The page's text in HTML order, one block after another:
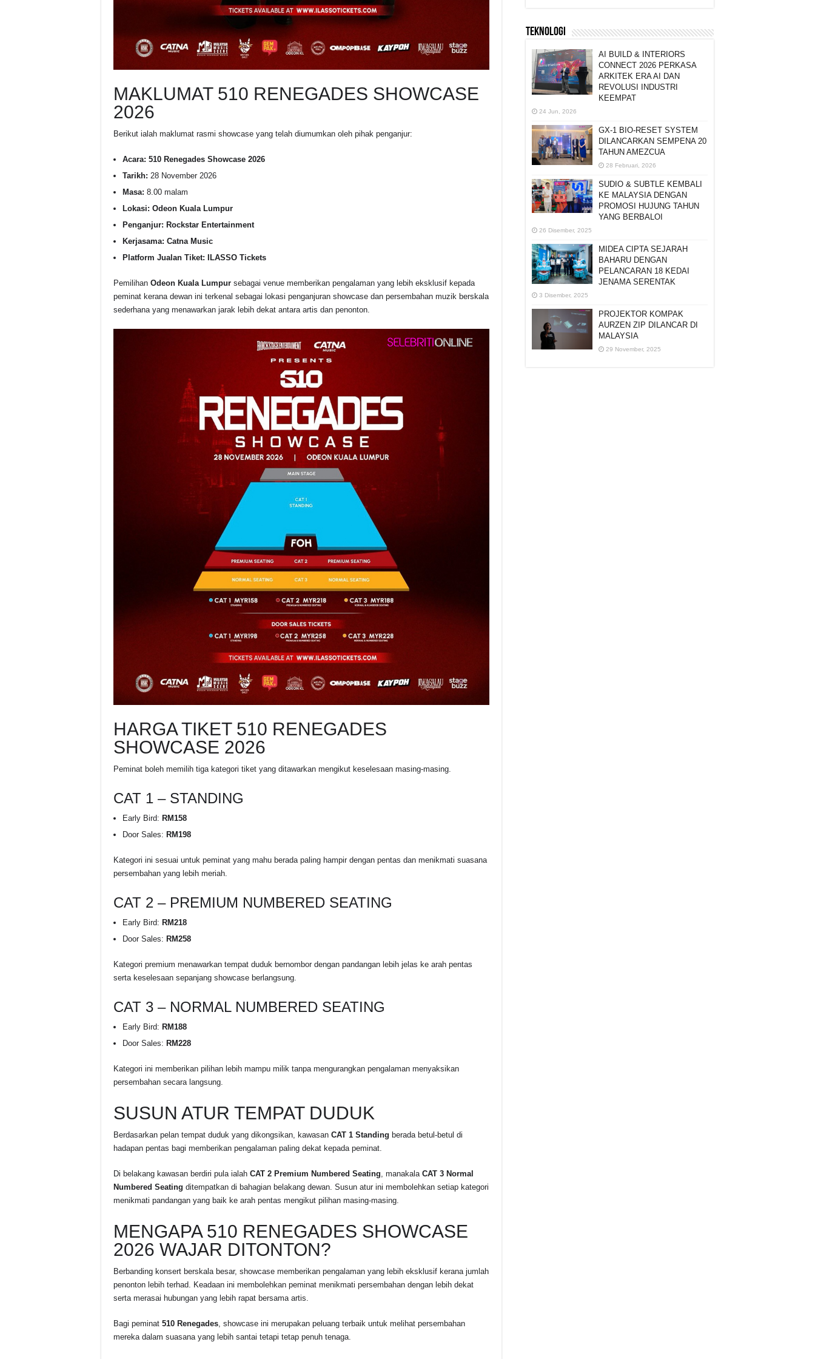
MAKLUMAT 510 RENEGADES SHOWCASE
2026
Berikut ialah maklumat rasmi showcase yang telah diumumkan oleh pihak penganjur:
Acara: 510 Renegades Showcase 2026
Tarikh: 28 November 2026
Masa: 8.00 malam
Lokasi: Odeon Kuala Lumpur
Penganjur: Rockstar Entertainment
Kerjasama: Catna Music
Platform Jualan Tiket: ILASSO Tickets
Pemilihan Odeon Kuala Lumpur sebagai venue memberikan pengalaman yang lebih eksklusif kepada
peminat kerana dewan ini terkenal sebagai lokasi penganjuran showcase dan persembahan muzik berskala
sederhana yang menawarkan jarak lebih dekat antara artis dan penonton.
HARGA TIKET 510 RENEGADES
SHOWCASE 2026
Peminat boleh memilih tiga kategori tiket yang ditawarkan mengikut keselesaan masing-masing.
CAT 1 – STANDING
Early Bird: RM158
Door Sales: RM198
Kategori ini sesuai untuk peminat yang mahu berada paling hampir dengan pentas dan menikmati suasana
persembahan yang lebih meriah.
CAT 2 – PREMIUM NUMBERED SEATING
Early Bird: RM218
Door Sales: RM258
Kategori premium menawarkan tempat duduk bernombor dengan pandangan lebih jelas ke arah pentas
serta keselesaan sepanjang showcase berlangsung.
CAT 3 – NORMAL NUMBERED SEATING
Early Bird: RM188
Door Sales: RM228
Kategori ini memberikan pilihan lebih mampu milik tanpa mengurangkan pengalaman menyaksikan
persembahan secara langsung.
SUSUN ATUR TEMPAT DUDUK
Berdasarkan pelan tempat duduk yang dikongsikan, kawasan CAT 1 Standing berada betul-betul di
hadapan pentas bagi memberikan pengalaman paling dekat kepada peminat.
Di belakang kawasan berdiri pula ialah CAT 2 Premium Numbered Seating , manakala CAT 3 Normal
Numbered Seating ditempatkan di bahagian belakang dewan. Susun atur ini membolehkan setiap kategori
menikmati pandangan yang baik ke arah pentas mengikut pilihan masing-masing.
MENGAPA 510 RENEGADES SHOWCASE
2026 WAJAR DITONTON?
Berbanding konsert berskala besar, showcase memberikan pengalaman yang lebih eksklusif kerana jumlah
penonton lebih terhad. Keadaan ini membolehkan peminat menikmati persembahan dengan lebih dekat
serta merasai hubungan yang lebih rapat bersama artis.
Bagi peminat 510 Renegades , showcase ini merupakan peluang terbaik untuk melihat persembahan
mereka dalam suasana yang lebih santai tetapi tetap penuh tenaga.
TEKNOLOGI
AI BUILD & INTERIORS
CONNECT 2026 PERKASA
ARKITEK ERA AI DAN
REVOLUSI INDUSTRI
KEEMPAT
24 Jun, 2026
GX-1 BIO-RESET SYSTEM
DILANCARKAN SEMPENA 20
TAHUN AMEZCUA
28 Februari, 2026
SUDIO & SUBTLE KEMBALI
KE MALAYSIA DENGAN
PROMOSI HUJUNG TAHUN
YANG BERBALOI
26 Disember, 2025
MIDEA CIPTA SEJARAH
BAHARU DENGAN
PELANCARAN 18 KEDAI
JENAMA SERENTAK
3 Disember, 2025
PROJEKTOR KOMPAK
AURZEN ZIP DILANCAR DI
MALAYSIA
29 November, 2025